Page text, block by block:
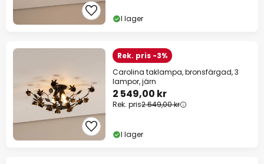
I lager
Rek. pris -3%
Carolina taklampa, bronsfärgad, 3
lampor, järn
2 549,00 kr
Rek. pris2 649,00 kr
I lager